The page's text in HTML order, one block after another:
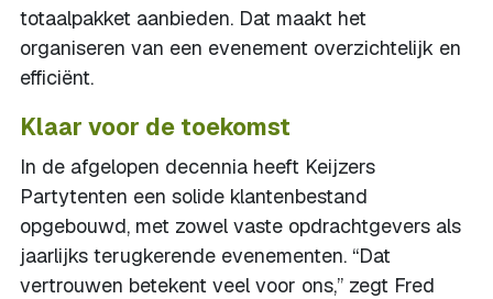
totaalpakket aanbieden. Dat maakt het
organiseren van een evenement overzichtelijk en
efficiënt.
Klaar voor de toekomst
In de afgelopen decennia heeft Keijzers
Partytenten een solide klantenbestand
opgebouwd, met zowel vaste opdrachtgevers als
jaarlijks terugkerende evenementen. “Dat
vertrouwen betekent veel voor ons,” zegt Fred